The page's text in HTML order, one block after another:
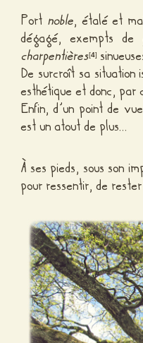
Port noble, étalé et
dégagé, exempts de
charpentières[4]
De surcroît sa situation
esthétique et donc, par
Enfin, d’un point de
est un atout de plus…
À ses pieds, sous son
pour ressentir, de